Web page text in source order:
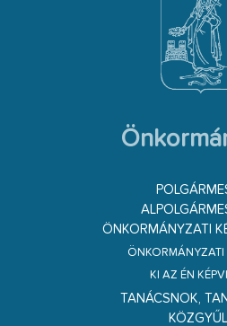
ÖNKORMÁNYZATI
ÖNKORMÁNYZATI
KI AZ ÉN
TANÁCSNOK,